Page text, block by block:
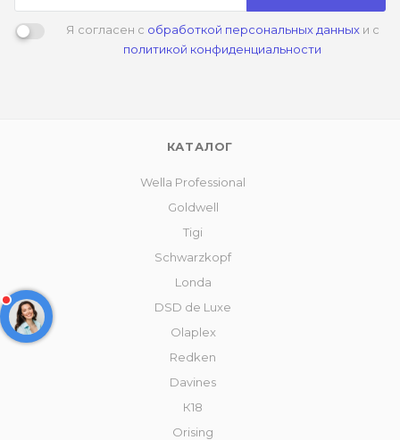
Я согласен с обработкой персональных данныхи с
политикой конфиденциальности
КАТАЛОГ
Wella Professional
Goldwell
Tigi
Schwarzkopf
Londa
DSD de Luxe
Olaplex
Redken
Davines
К18
Orising